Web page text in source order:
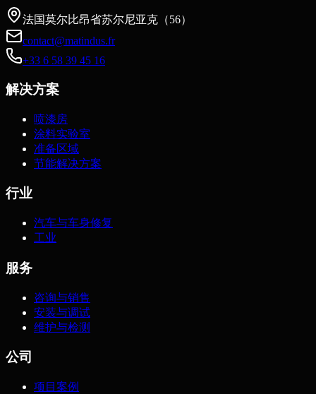
法国莫尔比昂省苏尔尼亚克（56）
contact@matindus.fr
+33 6 58 39 45 16
解决方案
喷漆房
涂料实验室
准备区域
节能解决方案
行业
汽车与车身修复
工业
服务
咨询与销售
安装与调试
维护与检测
公司
项目案例